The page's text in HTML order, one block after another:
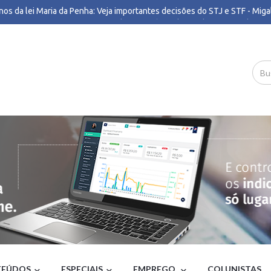
da lei Maria da Penha: Veja importantes decisões do STJ e STF -
aciona PF para investigar emendas Pix após auditoria do TCU - Poder360
quebrada e traição fizeram federação União/PP abandonar
do RJ decreta ponto facultativo a partir das 13h por previsão de
ganha-pão’: funcionário lamenta incêndio em fábrica da Suggar em BH
e Itamaraty contam lorota sobre crise com os EUA - Diário do Poder
de Romeu Zema cresce R$ 49,1 milhões em 4 anos - Poder360
recuperou fôlego e Lula não é imbatível, mas muita água (suja) ainda
suspeitos de matar vereador Edinho são apreendidos em
- G1
Gaspar recorre à PF contra acusações de estupro - Correio
contraria Moraes e abre brecha para reduzir penas de réus do 8/1 - CNN
‘nitidamente dopado’, diz delegado - G1